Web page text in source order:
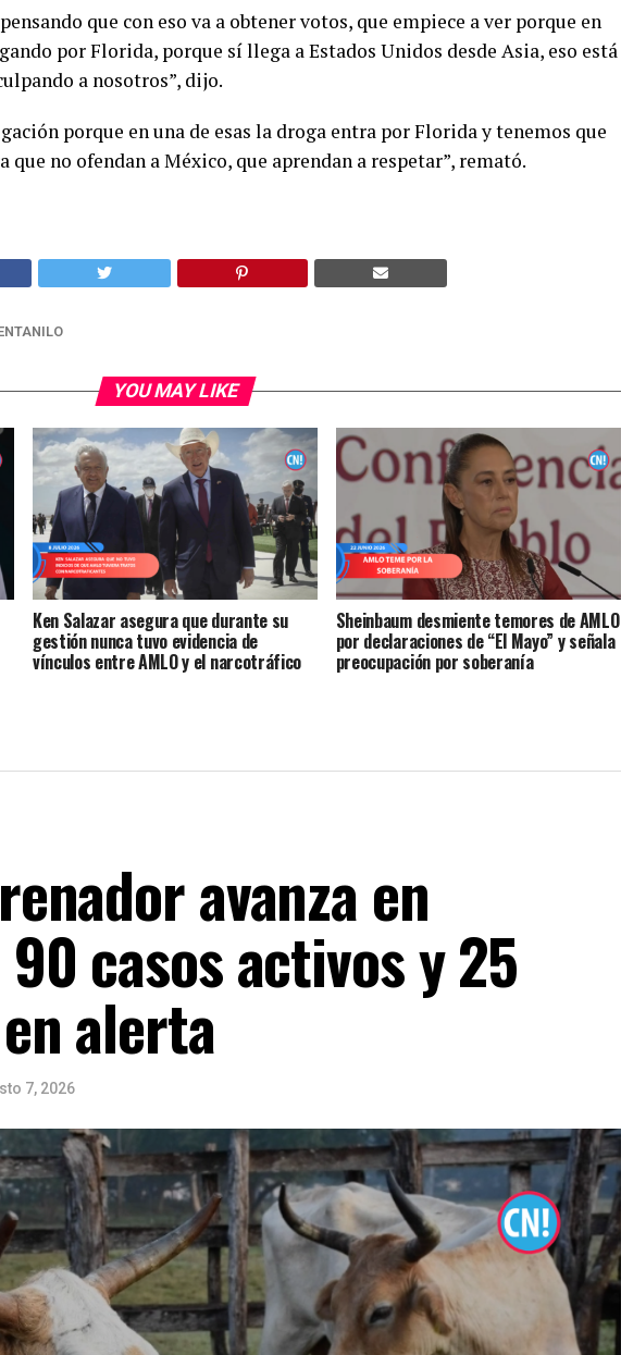
que con eso va a obtener votos, que empiece a ver porque en
por Florida, porque sí llega a Estados Unidos desde Asia, eso está
a nosotros”, dijo.
porque en una de esas la droga entra por Florida y tenemos que
no ofendan a México, que aprendan a respetar”, remató.
YOU MAY LIKE
Ken Salazar asegura que durante su
gestión nunca tuvo evidencia de
vínculos entre AMLO y el narcotráfico
Sheinbaum desmiente temores de AMLO
por declaraciones de “El Mayo” y señala
preocupación por soberanía
avanza en
casos activos y 25
alerta
7, 2026